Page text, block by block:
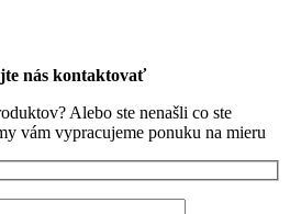
nás kontaktovať
Alebo ste nenašli co ste
vám vypracujeme ponuku na mieru